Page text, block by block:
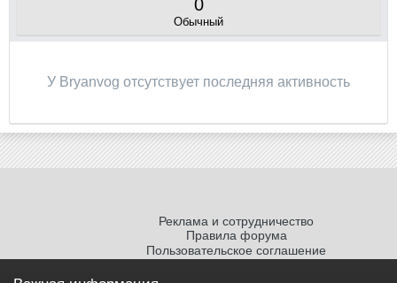
0
Обычный
У Bryanvog отсутствует последняя активность
Реклама и сотрудничество
Правила форума
Пользовательское соглашение